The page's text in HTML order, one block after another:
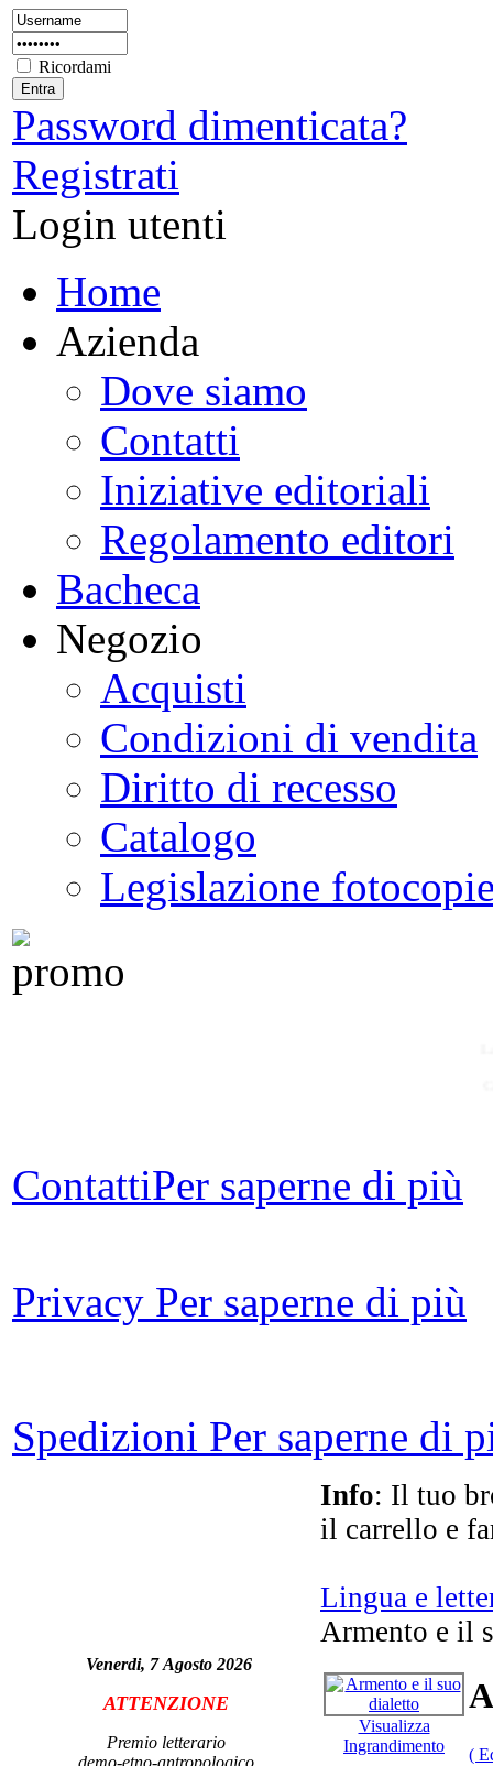
Ricordami
Password dimenticata?
Registrati
Login utenti
Home
Azienda
Dove siamo
Contatti
Iniziative editoriali
Regolamento editori
Bacheca
Negozio
Acquisti
Condizioni di vendita
Diritto di recesso
Catalogo
Legislazione
ContattiPer saperne di più
Privacy Per saperne di più
Spedizioni Per saperne di
Venerdi, 7 Agosto 2026
ATTENZIONE
Premio letterario
demo-etno-antropologico
Info: Il tuo
il carrello e
Lingua e
Armento e il
Visualizza
Ingrandimento
(